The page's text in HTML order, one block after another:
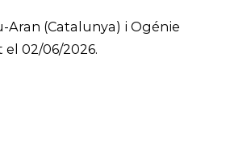
Aran (Catalunya) i Ogénie
el 02/06/2026.